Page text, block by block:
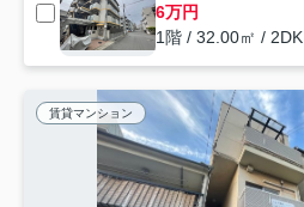
6万円
1階 / 32.00㎡ / 2DK
賃貸マンション